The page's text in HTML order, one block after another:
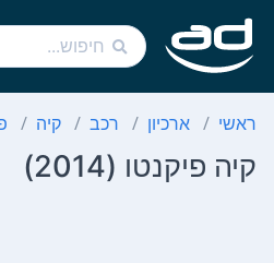
ראשי ארכיון רכב קיה
קיה פיקנטו (2014)